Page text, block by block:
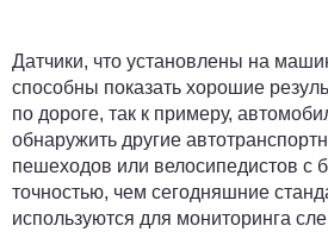
Датчики, что установлены на
способны показать хорошие
по дороге, так к примеру,
обнаружить другие
пешеходов или велосипедистов с
точностью, чем сегодняшние
используются для мониторинга